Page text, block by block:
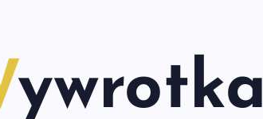
Wywrotka